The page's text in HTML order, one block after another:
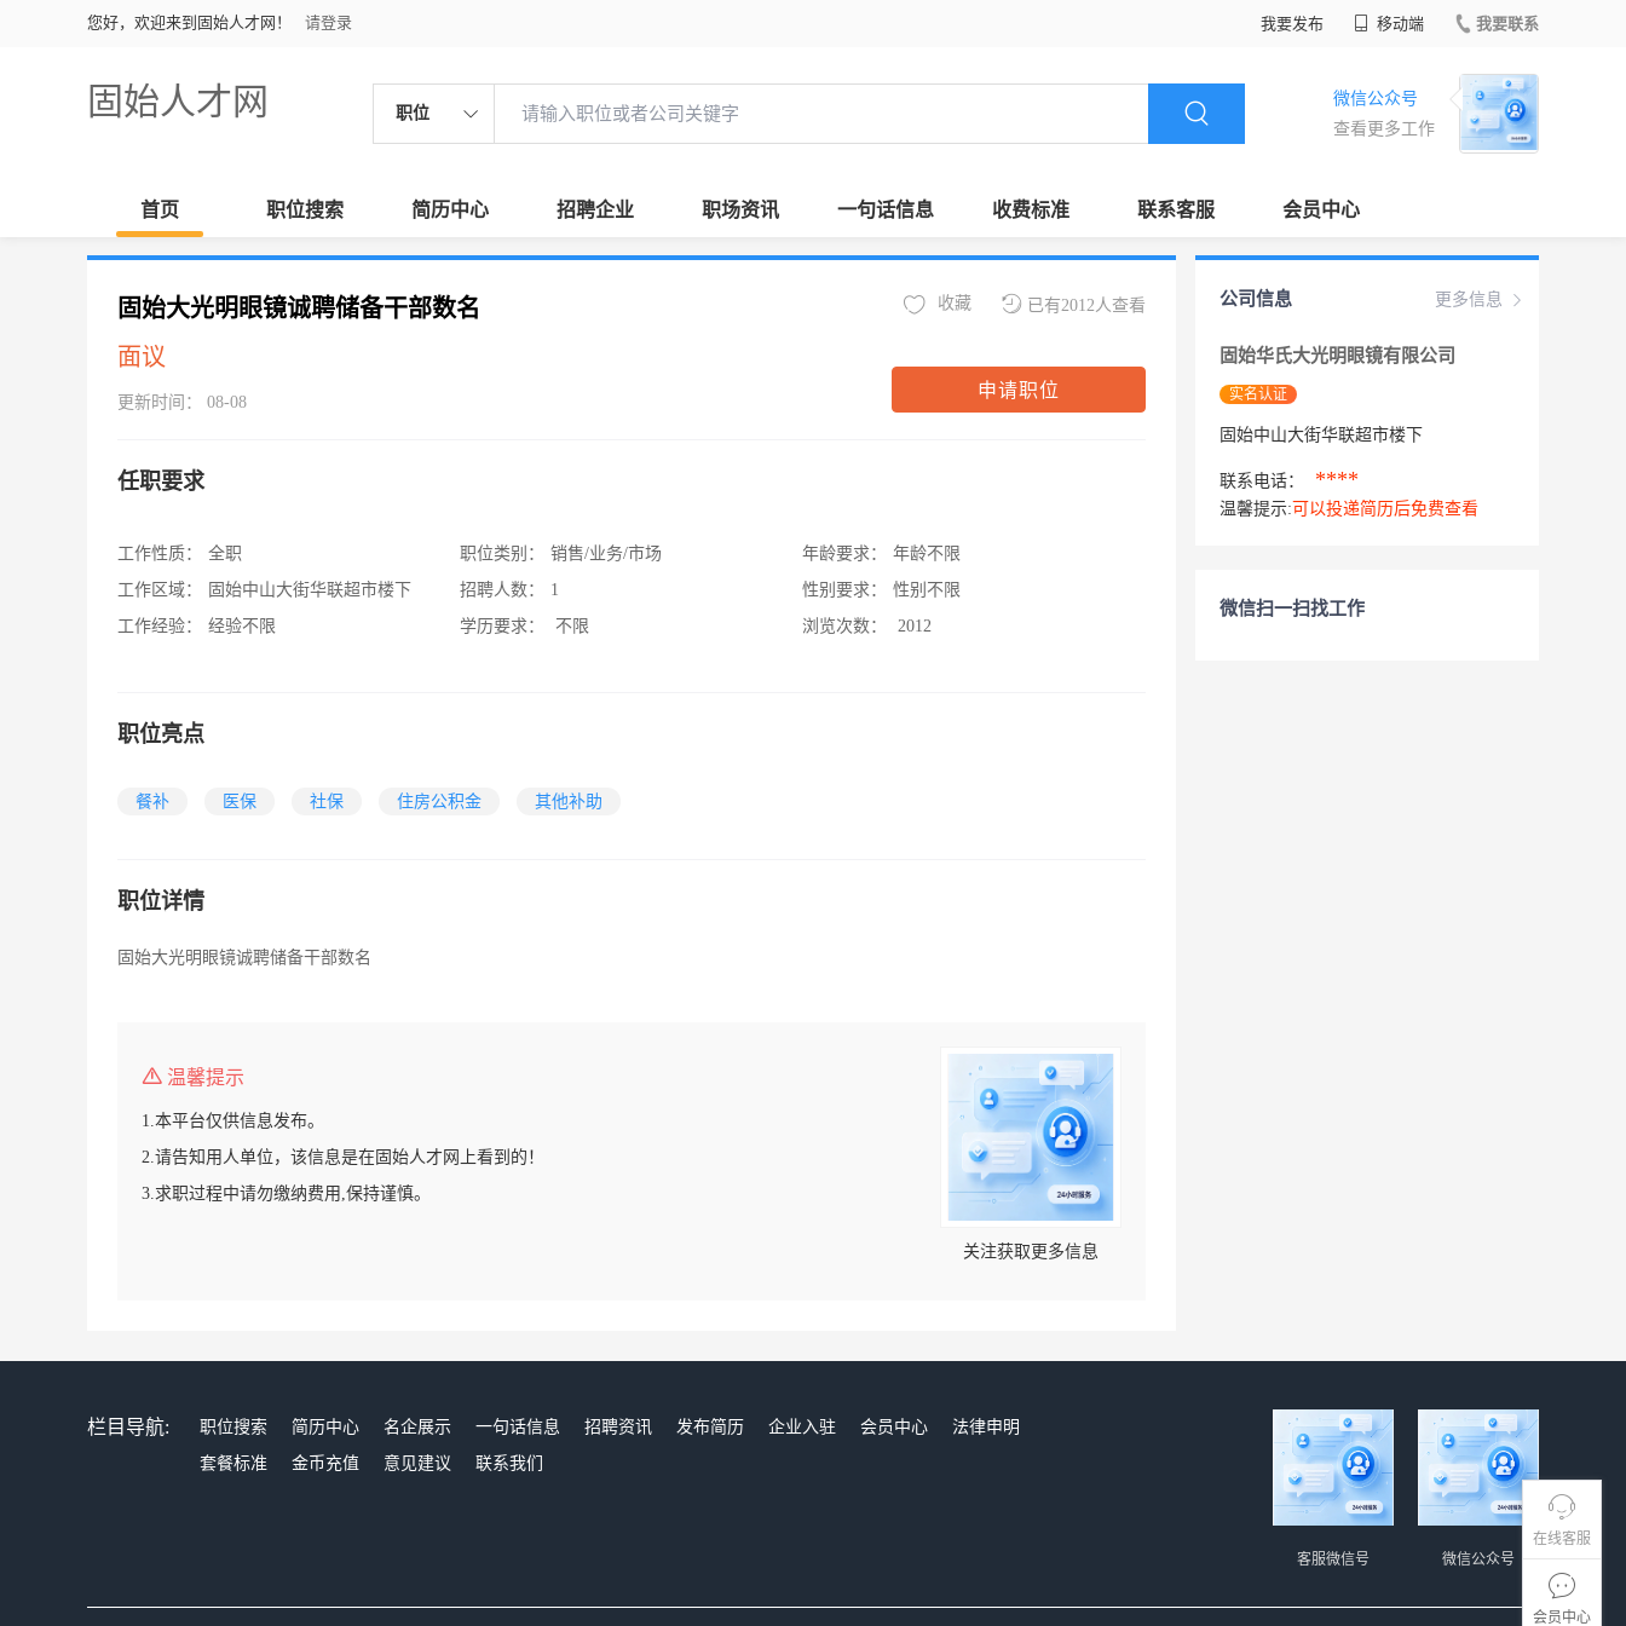
您好，欢迎来到固始人才网！ 请登录 我要发布 移动端 我要联系
固始人才网 职位
微信公众号
查看更多工作
首页 职位搜索 简历中心 招聘企业 职场资讯 一句话信息 收费标准 联系客服 会员中心
在线客服
会员中心
固始大光明眼镜诚聘储备干部数名
面议
更新时间： 08-08
已有2012人查看
收藏
申请职位
任职要求
工作性质：
全职
工作区域：
固始中山大街华联超市楼下
工作经验：
经验不限
职位类别：
销售/业务/市场
招聘人数：
1
学历要求：
不限
年龄要求：
年龄不限
性别要求：
性别不限
浏览次数：
2012
职位亮点
餐补 医保 社保 住房公积金 其他补助
职位详情
固始大光明眼镜诚聘储备干部数名
温馨提示
1.本平台仅供信息发布。
2.请告知用人单位，该信息是在固始人才网上看到的！
3.求职过程中请勿缴纳费用,保持谨慎。
关注获取更多信息
更多信息
公司信息
固始华氏大光明眼镜有限公司
实名认证
固始中山大街华联超市楼下
联系电话： ****
温馨提示: 可以投递简历后免费查看
微信扫一扫找工作
栏目导航: 职位搜索 简历中心 名企展示 一句话信息 招聘资讯 发布简历 企业入驻 会员中心
法律申明
套餐标准
金币充值 意见建议 联系我们
微信公众号
客服微信号